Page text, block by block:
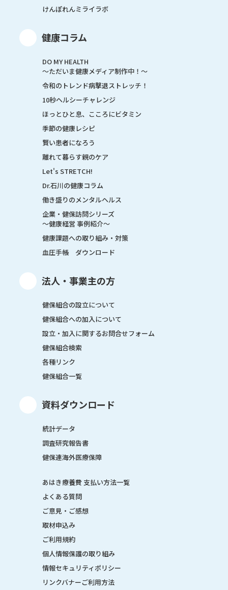
けんぽれんミライラボ
健康コラム
DO MY HEALTH
～ただいま健康メディア制作中！～
令和のトレンド病撃退ストレッチ！
10秒ヘルシーチャレンジ
ほっとひと息、こころにビタミン
季節の健康レシピ
賢い患者になろう
離れて暮らす親のケア
Let's STRETCH!
Dr.石川の健康コラム
働き盛りのメンタルヘルス
企業・健保訪問シリーズ
～健康経営 事例紹介～
健康課題への取り組み・対策
血圧手帳 ダウンロード
法人・事業主の方
健保組合の設立について
健保組合への加入について
設立・加入に関するお問合せフォーム
健保組合検索
各種リンク
健保組合一覧
資料ダウンロード
統計データ
調査研究報告書
健保連海外医療保障
あはき療養費 支払い方法一覧
よくある質問
ご意見・ご感想
取材申込み
ご利用規約
個人情報保護の取り組み
情報セキュリティポリシー
リンクバナーご利用方法